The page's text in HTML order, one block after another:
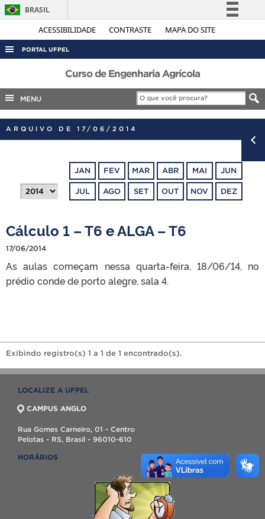
ACESSIBILIDADE CONTRASTE MAPA DO SITE
BRASIL
Simplifique!
Acesso à informação
Legislação
Canais
PORTAL UFPEL
ACESSO À INFORMAÇÃO
AUDITORIA
COBALTO
CONCURSOS
OUVIDORIA
TELEFONES
Curso de Engenharia Agrícola
MENU
ARQUIVO DE 17/06/2014
JAN FEV MAR ABR MAI JUN
JUL AGO SET OUT NOV DEZ
Cálculo 1 – T6 e ALGA – T6
17/06/2014
As aulas começam nessa quarta-feira, 18/06/14, no
prédio conde de porto alegre, sala 4.
Exibindo registro(s) 1 a 1 de 1 encontrado(s).
LOCALIZE A UFPEL
CAMPUS ANGLO
Rua Gomes Carneiro, 01 - Centro
Pelotas - RS, Brasil - 96010-610
HORÁRIOS